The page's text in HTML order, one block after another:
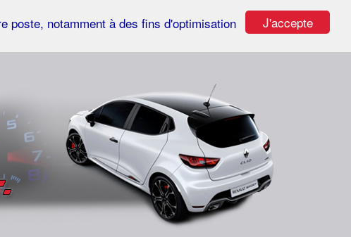
J'accepte
poste, notamment à des fins d'optimisation